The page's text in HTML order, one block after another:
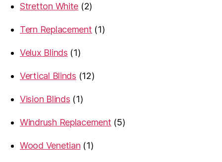
Stretton White
22
Tern Replacement
11
Velux Blinds
11
Vertical Blinds
1212
Vision Blinds
11
Windrush Replacement
55
Wood Venetian
11